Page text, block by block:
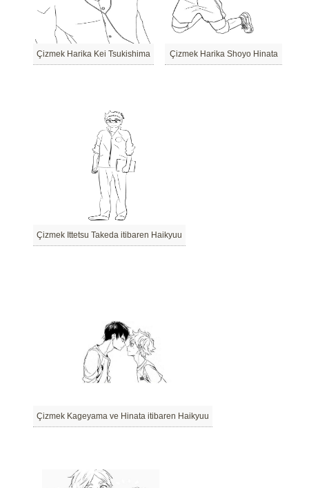
Çizmek Harika Kei Tsukishima Çizmek Harika Shoyo Hinata
Çizmek Ittetsu Takeda itibaren Haikyuu
Çizmek Kageyama ve Hinata itibaren Haikyuu